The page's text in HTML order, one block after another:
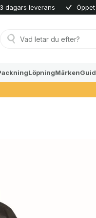
dagars leverans
Produktsökning
LöpningMärken